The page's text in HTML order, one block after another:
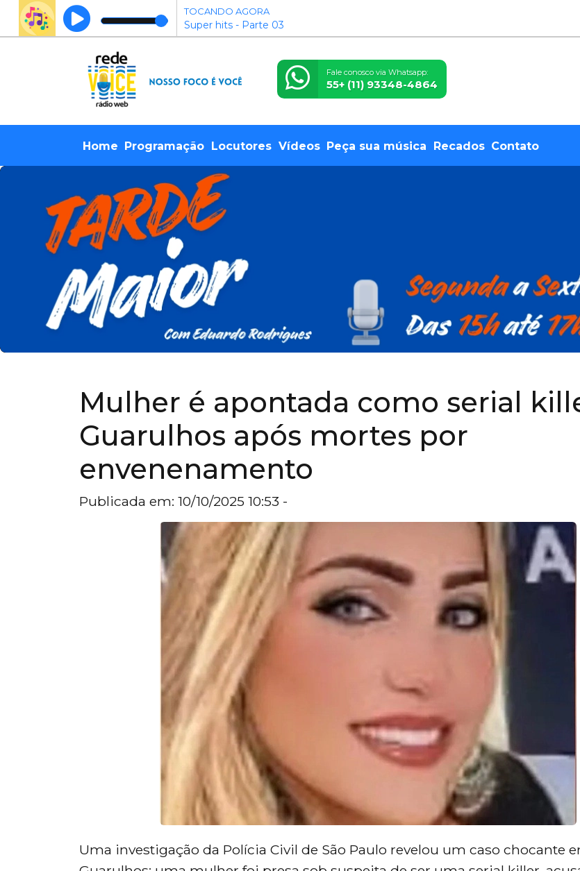
TOCANDO AGORA
Super hits - Parte 03
Fale conosco via Whatsapp:
55+ (11) 93348-4864
Home Programação Locutores Vídeos Peça sua música Recados Contato
Mulher é apontada como serial
Guarulhos após mortes por
envenenamento
Publicada em: 10/10/2025 10:53 -
Uma investigação da Polícia Civil de São Paulo revelou um caso chocante